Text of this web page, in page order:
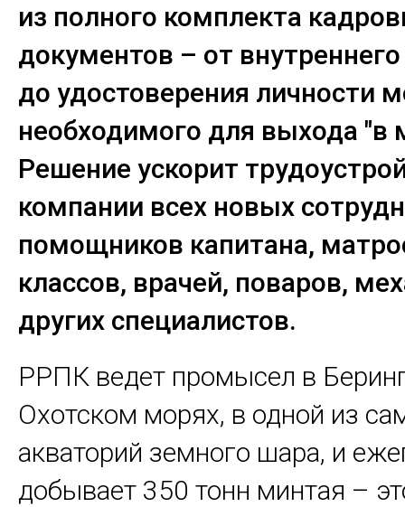
из полного комплекта
документов – от
до удостоверения личности
необходимого для выхода "в
Решение ускорит
компании всех новых
помощников капитана,
классов, врачей, поваров,
других специалистов.
РРПК ведет промысел в
Охотском морях, в одной из
акваторий земного шара, и
добывает 350 тонн минтая –